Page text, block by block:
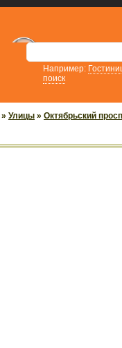
Например:
поиск
» Улицы » Октябрьский